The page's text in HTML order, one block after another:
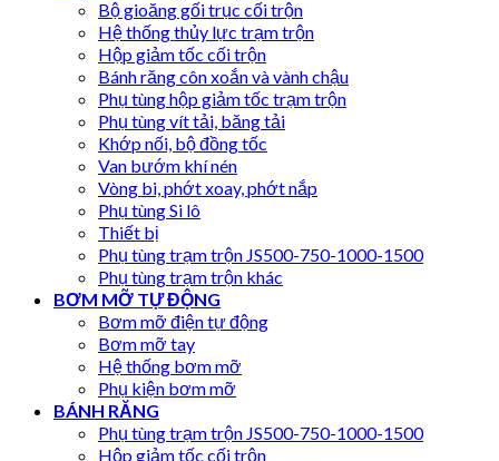
Bộ gioăng gối trục cối trộn
Hệ thống thủy lực trạm trộn
Hộp giảm tốc cối trộn
Bánh răng côn xoắn và vành chậu
Phụ tùng hộp giảm tốc trạm trộn
Phụ tùng vít tải, băng tải
Khớp nối, bộ đồng tốc
Van bướm khí nén
Vòng bi, phớt xoay, phớt nắp
Phụ tùng Si lô
Thiết bị
Phụ tùng trạm trộn JS500-750-1000-1500
Phụ tùng trạm trộn khác
BƠM MỠ TỰ ĐỘNG
Bơm mỡ điện tự động
Bơm mỡ tay
Hệ thống bơm mỡ
Phụ kiện bơm mỡ
BÁNH RĂNG
Phụ tùng trạm trộn JS500-750-1000-1500
Hộp giảm tốc cối trộn